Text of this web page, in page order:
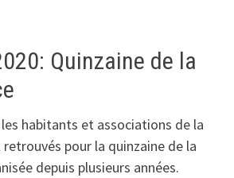
Quinzaine de la
habitants et associations de la
pour la quinzaine de la
depuis plusieurs années.